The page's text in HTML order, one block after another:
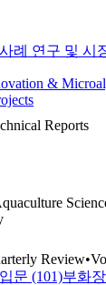
례 연구 및 시
&
Reports
Review•
문 (101)부화